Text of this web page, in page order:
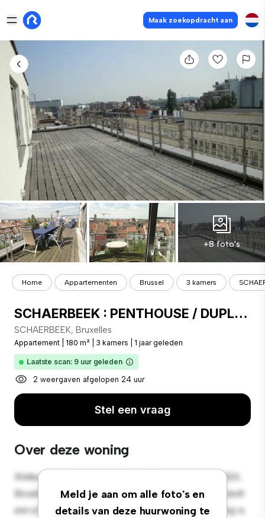
Maak zoekopdracht aan
+8 foto's
Home Appartementen Brussel 3 kamers
SCHAERBEEK : PENTHOUSE / DUPLEX 3 CHAMBRES + GRANDE TERRASSE - Schaerbeek
SCHAERBEEK, Bruxelles
Appartement 180 m² 3 kamers 1 jaar geleden
Laatste scan: 9 uur geleden
2 weergaven afgelopen 24 uur
Stel een vraag
Over deze woning
Meld je aan om alle foto's en
details van deze huurwoning te
Welkom bij je nieuwe toevluchtsoord in SCHAERBEEK,
Bruxelles! Dit moderne 3-slaapkamerappartement biedt
een stijlvolle en gezellige leefruimte. De open indeling is